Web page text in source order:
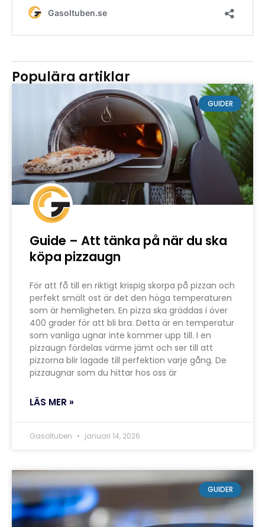
Populära artiklar
GUIDER
Guide – Att tänka på när du ska
köpa pizzaugn
För att få till en riktigt krispig skorpa på pizzan och
perfekt smält ost är det den höga temperaturen
som är hemligheten. En pizza ska gräddas i över
400 grader för att bli bra. Detta är en temperatur
som vanliga ugnar inte kommer upp till. I en
pizzaugn fördelas värme jämt och ser till att
pizzorna blir lagade till perfektion varje gång. De
pizzaugnar som du hittar hos oss är
LÄS MER »
Gasoltuben januari 14, 2026
GUIDER